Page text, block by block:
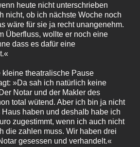
heute nicht unterschrieben
nicht, ob ich nächste Woche noch
wäre für sie ja recht unangenehm.
Überfluss, wollte er noch eine
dass es dafür eine
kleine theatralische Pause
»Da sah ich natürlich keine
Notar und der Makler des
total wütend. Aber ich bin ja nicht
haben und deshalb habe ich
zugestimmt, wenn ich auch nicht
die zahlen muss. Wir haben drei
gesessen und verhandelt.«